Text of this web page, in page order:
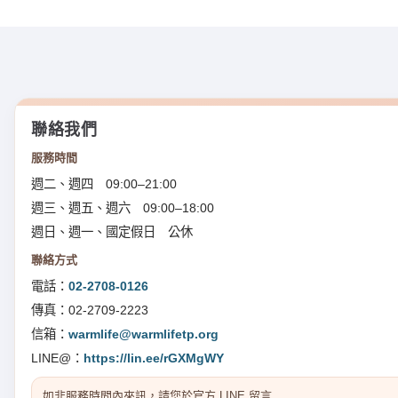
聯絡我們
服務時間
週二、週四 09:00–21:00
週三、週五、週六 09:00–18:00
週日、週一、國定假日 公休
聯絡方式
電話： 02-2708-0126
傳真：02-2709-2223
信箱： warmlife@warmlifetp.org
LINE@： https://lin.ee/rGXMgWY